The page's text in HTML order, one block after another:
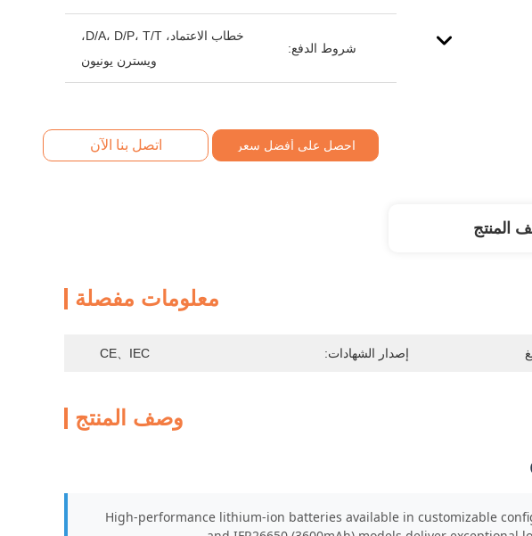
شروط الدفع:
خطاب الاعتماد، D/A، D/P، T/T،
ويسترن يونيون
احصل على أفضل سعر اتصل بنا الآن
المنتج
معلومات مفصلة
إصدار الشهادات: CE、IEC
وصف المنتج
High-performance lithium-ion batteries available in customizable